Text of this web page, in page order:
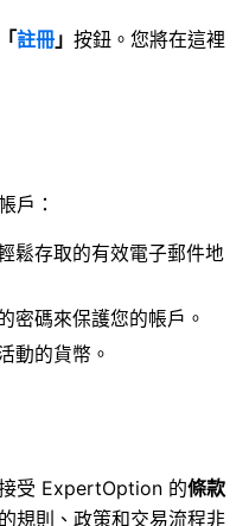
「註冊 」 按鈕。您將在這裡
戶：
鬆存取的有效電子郵件地
密碼來保護您的帳戶。
動的貨幣。
受 ExpertOption 的條款
規則、政策和交易流程非